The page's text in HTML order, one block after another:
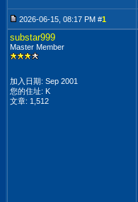
2026-06-15, 08:17 PM #1
substar999
Master Member
加入日期: Sep 2001
您的住址: K
文章: 1,512